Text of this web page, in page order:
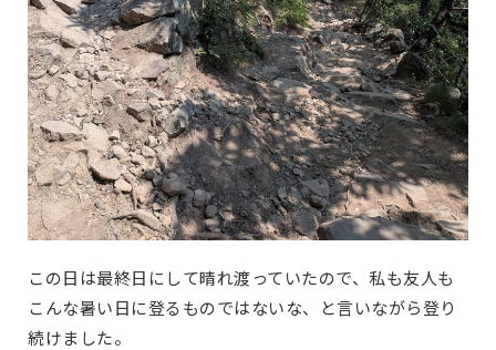
この日は最終日にして晴れ渡っていたので、私も友人も
こんな暑い日に登るものではないな、と言いながら登り
続けました。